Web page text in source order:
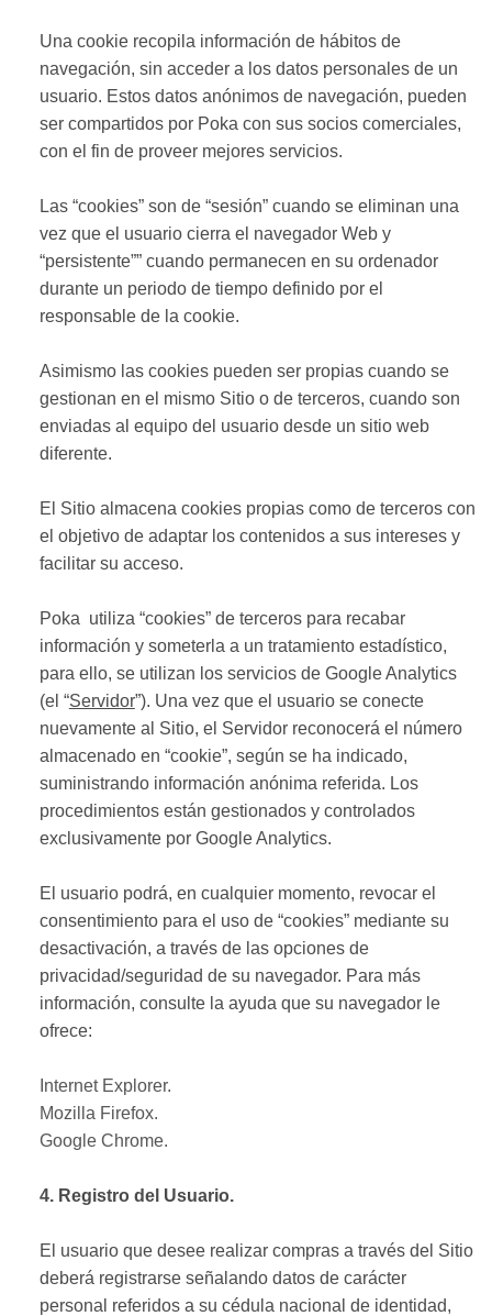
Una cookie recopila información de hábitos de
navegación, sin acceder a los datos personales de un
usuario. Estos datos anónimos de navegación, pueden
ser compartidos por Poka con sus socios comerciales,
con el fin de proveer mejores servicios.
Las “cookies” son de “sesión” cuando se eliminan una
vez que el usuario cierra el navegador Web y
“persistente”” cuando permanecen en su ordenador
durante un periodo de tiempo definido por el
responsable de la cookie.
Asimismo las cookies pueden ser propias cuando se
gestionan en el mismo Sitio o de terceros, cuando son
enviadas al equipo del usuario desde un sitio web
diferente.
El Sitio almacena cookies propias como de terceros con
el objetivo de adaptar los contenidos a sus intereses y
facilitar su acceso.
Poka utiliza “cookies” de terceros para recabar
información y someterla a un tratamiento estadístico,
para ello, se utilizan los servicios de Google Analytics
(el “Servidor”). Una vez que el usuario se conecte
nuevamente al Sitio, el Servidor reconocerá el número
almacenado en “cookie”, según se ha indicado,
suministrando información anónima referida. Los
procedimientos están gestionados y controlados
exclusivamente por Google Analytics.
El usuario podrá, en cualquier momento, revocar el
consentimiento para el uso de “cookies” mediante su
desactivación, a través de las opciones de
privacidad/seguridad de su navegador. Para más
información, consulte la ayuda que su navegador le
ofrece:
Internet Explorer.
Mozilla Firefox.
Google Chrome.
4. Registro del Usuario.
El usuario que desee realizar compras a través del Sitio
deberá registrarse señalando datos de carácter
personal referidos a su cédula nacional de identidad,